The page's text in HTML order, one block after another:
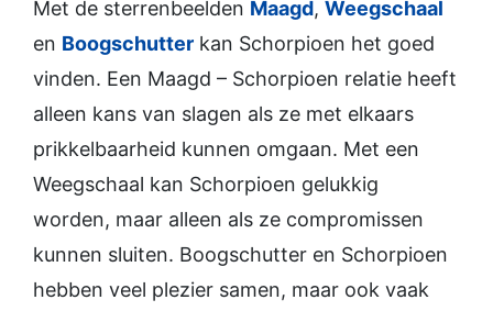
Met de sterrenbeelden Maagd, Weegschaal
en Boogschutter kan Schorpioen het goed
vinden. Een Maagd – Schorpioen relatie heeft
alleen kans van slagen als ze met elkaars
prikkelbaarheid kunnen omgaan. Met een
Weegschaal kan Schorpioen gelukkig
worden, maar alleen als ze compromissen
kunnen sluiten. Boogschutter en Schorpioen
hebben veel plezier samen, maar ook vaak